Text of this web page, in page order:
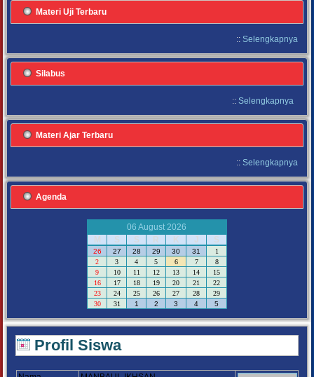
Materi Uji Terbaru
:: Selengkapnya
Silabus
:: Selengkapnya
Materi Ajar Terbaru
:: Selengkapnya
Agenda
06 August 2026
M
S S R K J S
26 27 28 29 30 31
1
2
3 4 5 6 7
8
9
10 11 12 13 14
15
16
17 18 19 20 21
22
23
24 25 26 27 28
29
30
31 1 2 3 4 5
Profil Siswa